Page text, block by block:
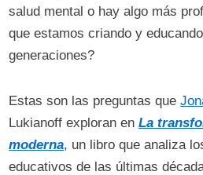
salud mental o hay algo más
que estamos criando y
generaciones?
Estas son las preguntas que
Lukianoff exploran enLa
moderna, un libro que analiza
educativos de las últimas